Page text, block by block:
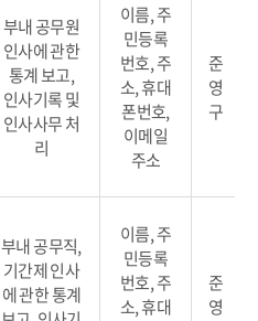
부내 공무원
인사에 관한
통계 보고,
인사기록 및
인사사무 처
리
이름, 주
민등록
번호, 주
소, 휴대
폰번호,
이메일
주소
준
영
구
부내 공무직,
기간제 인사
에 관한 통계
이름, 주
민등록
번호, 주
소, 휴대
준
영